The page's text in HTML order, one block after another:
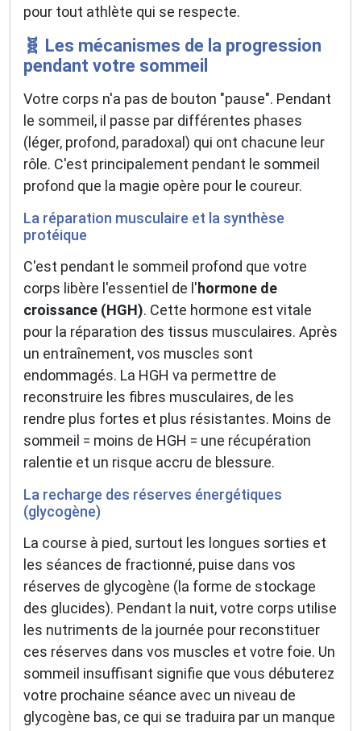
pour tout athlète qui se respecte.
🧬 Les mécanismes de la progression
pendant votre sommeil
Votre corps n'a pas de bouton "pause". Pendant
le sommeil, il passe par différentes phases
(léger, profond, paradoxal) qui ont chacune leur
rôle. C'est principalement pendant le sommeil
profond que la magie opère pour le coureur.
La réparation musculaire et la synthèse
protéique
C'est pendant le sommeil profond que votre
corps libère l'essentiel de l'hormone de
croissance (HGH). Cette hormone est vitale
pour la réparation des tissus musculaires. Après
un entraînement, vos muscles sont
endommagés. La HGH va permettre de
reconstruire les fibres musculaires, de les
rendre plus fortes et plus résistantes. Moins de
sommeil = moins de HGH = une récupération
ralentie et un risque accru de blessure.
La recharge des réserves énergétiques
(glycogène)
La course à pied, surtout les longues sorties et
les séances de fractionné, puise dans vos
réserves de glycogène (la forme de stockage
des glucides). Pendant la nuit, votre corps utilise
les nutriments de la journée pour reconstituer
ces réserves dans vos muscles et votre foie. Un
sommeil insuffisant signifie que vous débuterez
votre prochaine séance avec un niveau de
glycogène bas, ce qui se traduira par un manque